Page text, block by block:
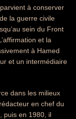
à conserver
la guerre civile
sein du Front
et la
à Hamed
et un intermédiaire
dans les milieux
en chef du
puis en 1980, il